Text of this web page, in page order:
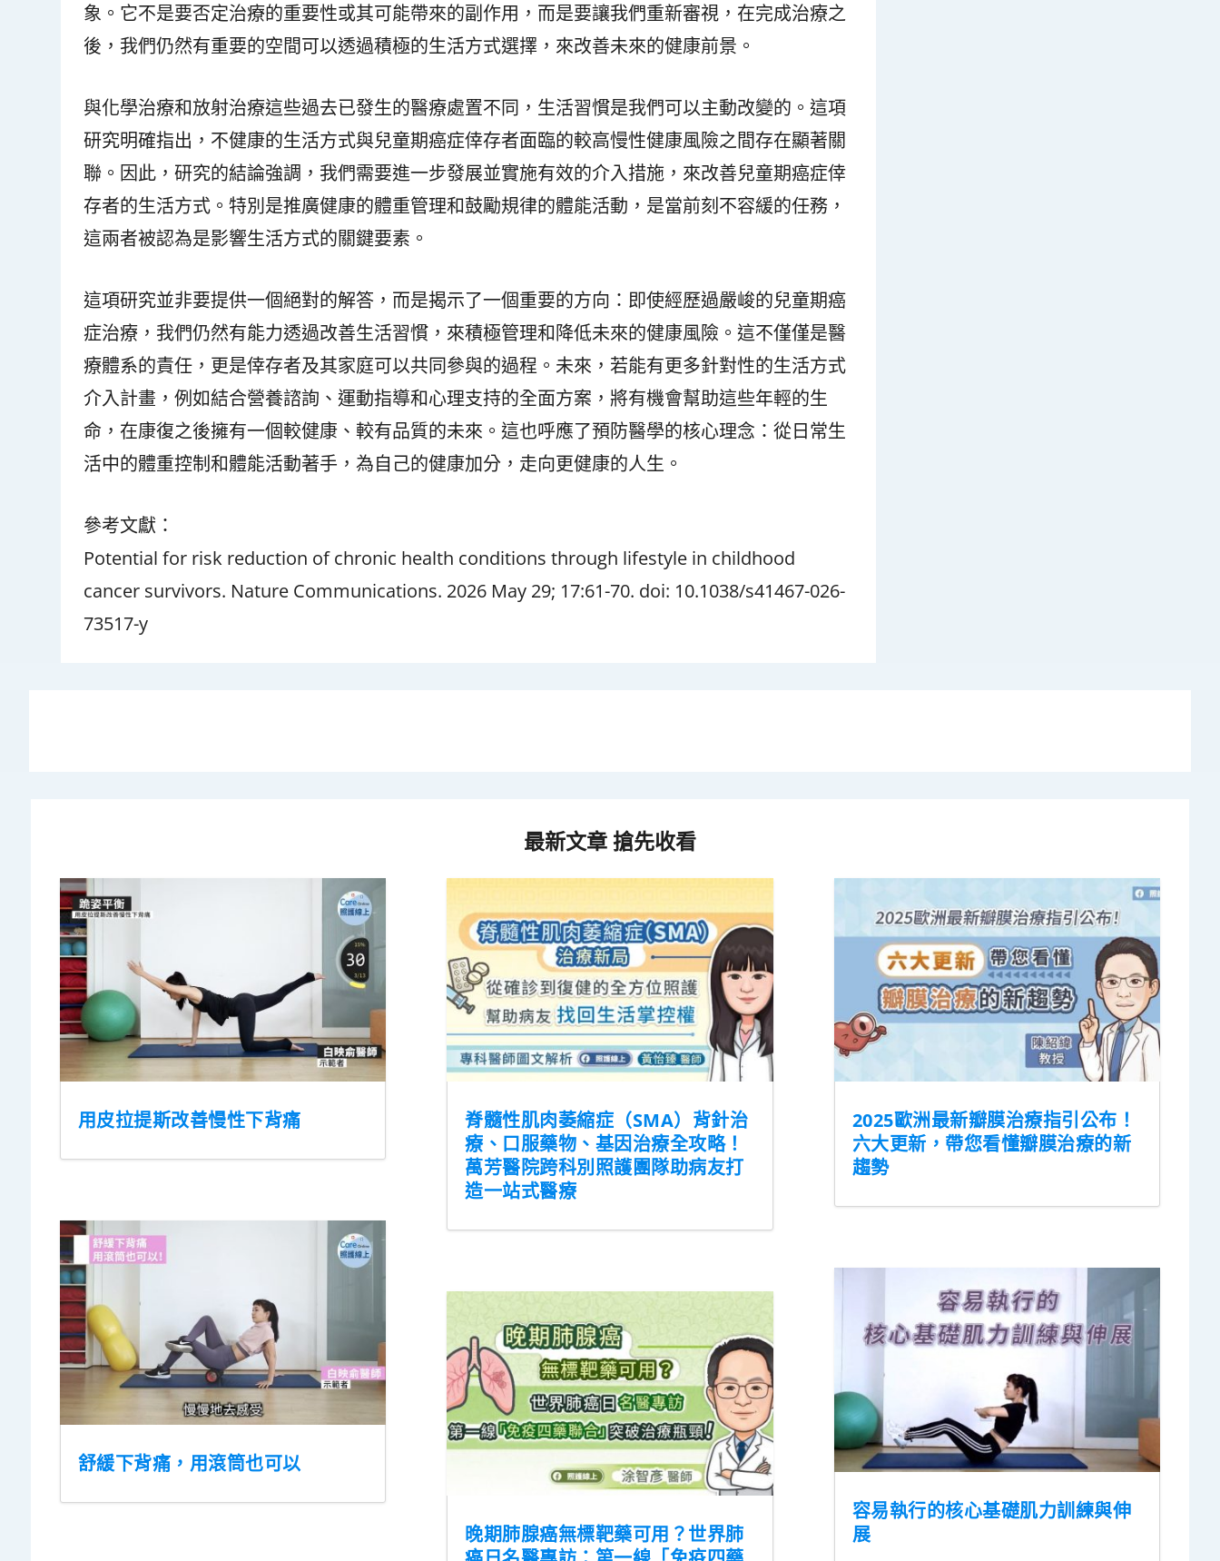
象。它不是要否定治療的重要性或其可能帶來的副作用，而是要讓我們重新審視，在完成治療之
後，我們仍然有重要的空間可以透過積極的生活方式選擇，來改善未來的健康前景。
與化學治療和放射治療這些過去已發生的醫療處置不同，生活習慣是我們可以主動改變的。這項
研究明確指出，不健康的生活方式與兒童期癌症倖存者面臨的較高慢性健康風險之間存在顯著關
聯。因此，研究的結論強調，我們需要進一步發展並實施有效的介入措施，來改善兒童期癌症倖
存者的生活方式。特別是推廣健康的體重管理和鼓勵規律的體能活動，是當前刻不容緩的任務，
這兩者被認為是影響生活方式的關鍵要素。
這項研究並非要提供一個絕對的解答，而是揭示了一個重要的方向：即使經歷過嚴峻的兒童期癌
症治療，我們仍然有能力透過改善生活習慣，來積極管理和降低未來的健康風險。這不僅僅是醫
療體系的責任，更是倖存者及其家庭可以共同參與的過程。未來，若能有更多針對性的生活方式
介入計畫，例如結合營養諮詢、運動指導和心理支持的全面方案，將有機會幫助這些年輕的生
命，在康復之後擁有一個較健康、較有品質的未來。這也呼應了預防醫學的核心理念：從日常生
活中的體重控制和體能活動著手，為自己的健康加分，走向更健康的人生。
參考文獻：
Potential for risk reduction of chronic health conditions through lifestyle in childhood
cancer survivors. Nature Communications. 2026 May 29; 17:61-70. doi: 10.1038/s41467-026-
73517-y
最新文章 搶先收看
用皮拉提斯改善慢性下背痛
舒緩下背痛，用滾筒也可以
脊髓性肌肉萎縮症（SMA）背針治
療、口服藥物、基因治療全攻略！
萬芳醫院跨科別照護團隊助病友打
造一站式醫療
晚期肺腺癌無標靶藥可用？世界肺
2025歐洲最新瓣膜治療指引公布！
六大更新，帶您看懂瓣膜治療的新
趨勢
容易執行的核心基礎肌力訓練與伸
展